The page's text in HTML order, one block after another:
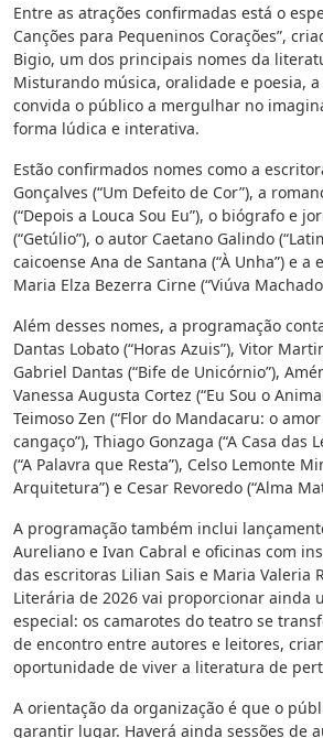
Entre as atrações confirmadas está o
Canções para Pequeninos Corações”,
Bigio, um dos principais nomes da
Misturando música, oralidade e poesia,
convida o público a mergulhar no
forma lúdica e interativa.
Estão confirmados nomes como a
Gonçalves (“Um Defeito de Cor”), a
(“Depois a Louca Sou Eu”), o biógrafo e
(“Getúlio”), o autor Caetano Galindo
caicoense Ana de Santana (“À Unha”) e
Maria Elza Bezerra Cirne (“Viúva
Além desses nomes, a programação
Dantas Lobato (“Horas Azuis”), Vitor
Gabriel Dantas (“Bife de Unicórnio”),
Vanessa Augusta Cortez (“Eu Sou o
Teimoso Zen (“Flor do Mandacaru: o
cangaço”), Thiago Gonzaga (“A Casa das
(“A Palavra que Resta”), Celso Lemonte
Arquitetura”) e Cesar Revoredo (“Alma
A programação também inclui
Aureliano e Ivan Cabral e oficinas com
das escritoras Lilian Sais e Maria Valeria
Literária de 2026 vai proporcionar ainda
especial: os camarotes do teatro se
de encontro entre autores e leitores,
oportunidade de viver a literatura de
A orientação da organização é que o
garantir lugar. Haverá ainda sessões de